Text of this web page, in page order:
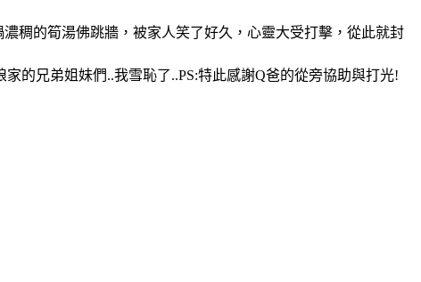
稠的筍湯佛跳牆，被家人笑了好久，心靈大受打擊，從此就封
的兄弟姐妹們..我雪恥了..PS:特此感謝Q爸的從旁協助與打光!